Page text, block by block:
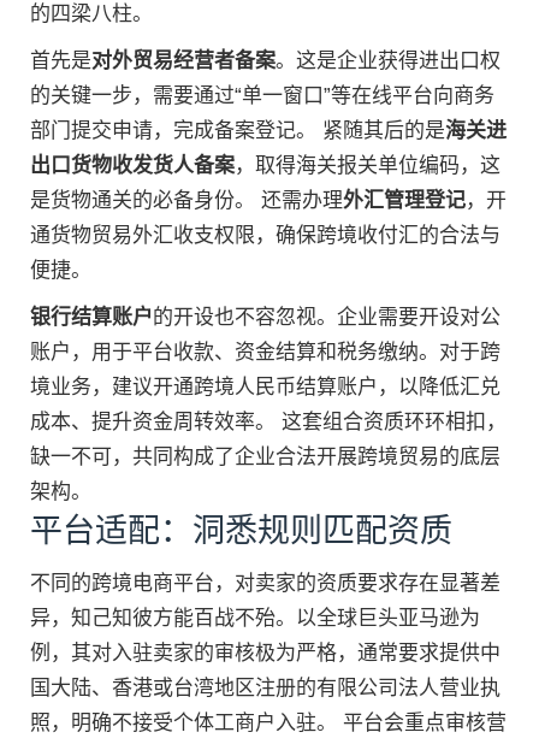
的四梁八柱。
首先是对外贸易经营者备案。这是企业获得进出口权
的关键一步，需要通过“单一窗口”等在线平台向商务
部门提交申请，完成备案登记。 紧随其后的是海关进
出口货物收发货人备案，取得海关报关单位编码，这
是货物通关的必备身份。 还需办理外汇管理登记，开
通货物贸易外汇收支权限，确保跨境收付汇的合法与
便捷。
银行结算账户的开设也不容忽视。企业需要开设对公
账户，用于平台收款、资金结算和税务缴纳。对于跨
境业务，建议开通跨境人民币结算账户，以降低汇兑
成本、提升资金周转效率。 这套组合资质环环相扣，
缺一不可，共同构成了企业合法开展跨境贸易的底层
架构。
平台适配：洞悉规则匹配资质
不同的跨境电商平台，对卖家的资质要求存在显著差
异，知己知彼方能百战不殆。以全球巨头亚马逊为
例，其对入驻卖家的审核极为严格，通常要求提供中
国大陆、香港或台湾地区注册的有限公司法人营业执
照，明确不接受个体工商户入驻。 平台会重点审核营